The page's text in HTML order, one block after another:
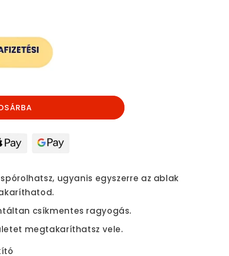
ugyanis egyszerre az ablak
csíkmentes ragyogás.
megtakaríthatsz vele.